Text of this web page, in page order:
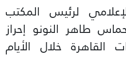
لرئيس المكتب
طاهر النونو إحراز
خلال الأيام